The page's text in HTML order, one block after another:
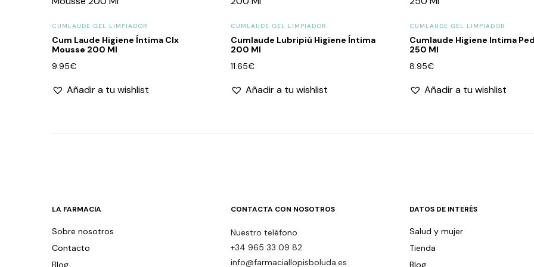
CUMLAUDE GEL LIMPIADOR
Cum Laude Higiene Íntima Clx
Mousse 200 Ml
9.95€
Añadir a tu wishlist
CUMLAUDE GEL LIMPIADOR
Cumlaude Lubripiù Higiene Íntima
200 Ml
11.65€
Añadir a tu wishlist
CUMLAUDE GEL LIMPIADOR
Cumlaude Higiene Intima
250 Ml
8.95€
Añadir a tu wishlist
LA FARMACIA
Sobre nosotros
Contacto
Blog
CONTACTA CON NOSOTROS
Nuestro teléfono
+34 965 33 09 82
info@farmaciallopisboluda.es
DATOS DE INTERÉS
Salud y mujer
Tienda
Blog